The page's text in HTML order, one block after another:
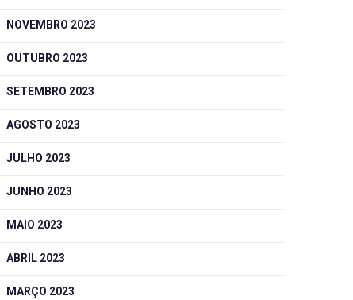
NOVEMBRO 2023
OUTUBRO 2023
SETEMBRO 2023
AGOSTO 2023
JULHO 2023
JUNHO 2023
MAIO 2023
ABRIL 2023
MARÇO 2023